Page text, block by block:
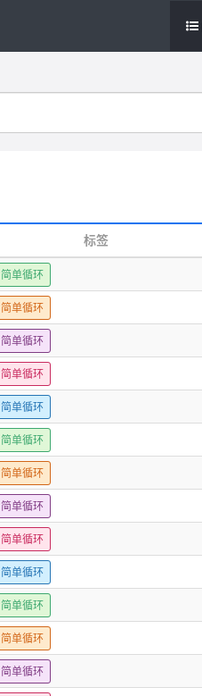
标签
简单循环
简单循环
简单循环
简单循环
简单循环
简单循环
简单循环
简单循环
简单循环
简单循环
简单循环
简单循环
简单循环